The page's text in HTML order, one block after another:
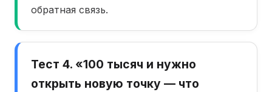
обратная связь.
Тест 4. «100 тысяч и нужно
открыть новую точку — что